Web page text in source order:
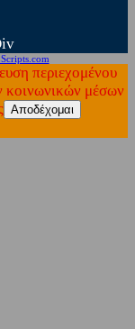
περιεχομένου
κοινωνικών μέσων
Αποδέχομαι